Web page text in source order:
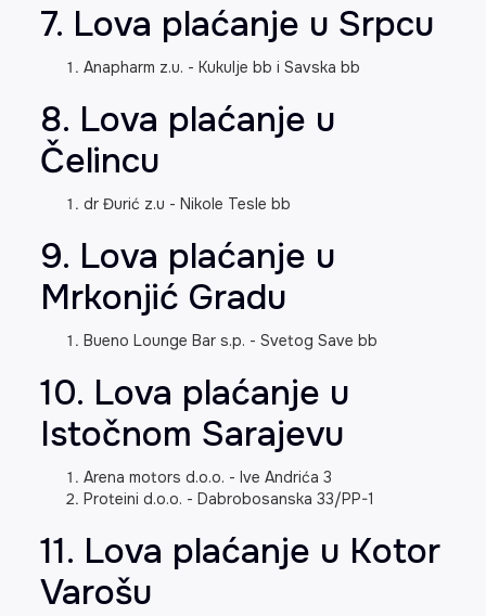
7. Lova plaćanje u Srpcu
Anapharm z.u. - Kukulje bb i Savska bb
8. Lova plaćanje u
Čelincu
dr Đurić z.u - Nikole Tesle bb
9. Lova plaćanje u
Mrkonjić Gradu
Bueno Lounge Bar s.p. - Svetog Save bb
10. Lova plaćanje u
Istočnom Sarajevu
Arena motors d.o.o. - Ive Andrića 3
Proteini d.o.o. - Dabrobosanska 33/PP-1
11. Lova plaćanje u Kotor
Varošu